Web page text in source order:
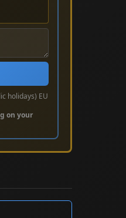
holidays) EU
on your